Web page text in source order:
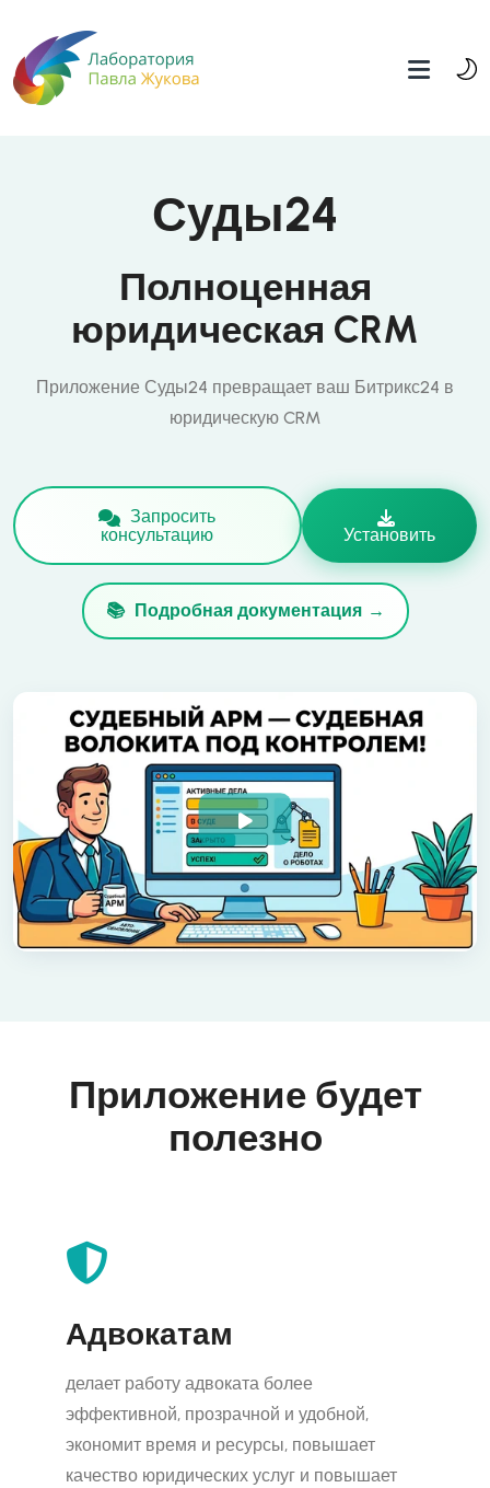
Суды24
Полноценная
юридическая CRM
Приложение Суды24 превращает ваш Битрикс24 в
юридическую CRM
Запросить
консультацию Установить
Подробная документация
Приложение будет
полезно
Адвокатам
делает работу адвоката более
эффективной, прозрачной и удобной,
экономит время и ресурсы, повышает
качество юридических услуг и повышает